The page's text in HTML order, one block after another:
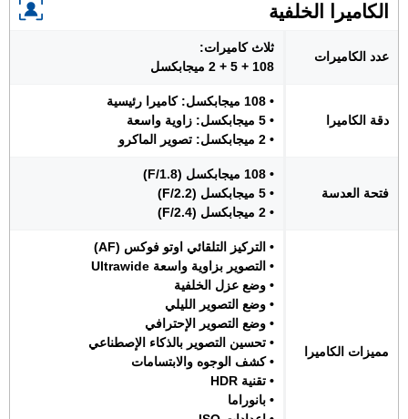
الكاميرا الخلفية
عدد الكاميرات
ثلاث كاميرات:
108 + 5 + 2 ميجابكسل
دقة الكاميرا
• 108 ميجابكسل: كاميرا رئيسية
• 5 ميجابكسل: زاوية واسعة
• 2 ميجابكسل: تصوير الماكرو
فتحة العدسة
• 108 ميجابكسل (F/1.8)
• 5 ميجابكسل (F/2.2)
• 2 ميجابكسل (F/2.4)
مميزات الكاميرا
• التركيز التلقائي اوتو فوكس (AF)
• التصوير بزاوية واسعة Ultrawide
• وضع عزل الخلفية
• وضع التصوير الليلي
• وضع التصوير الإحترافي
• تحسين التصوير بالذكاء الإصطناعي
• كشف الوجوه والابتسامات
• تقنية HDR
• بانوراما